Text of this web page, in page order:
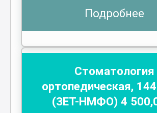
Подробнее
Стоматология
ортопедическая, 144
(ЗЕТ-НМФО) 4 500